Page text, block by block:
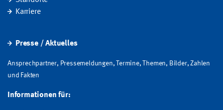
Karriere
Presse / Aktuelles
Ansprechpartner, Pressemeldungen, Termine, Themen, Bilder, Zahlen
und Fakten
Informationen für: